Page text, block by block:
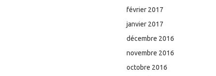
février 2017
janvier 2017
décembre 2016
novembre 2016
octobre 2016